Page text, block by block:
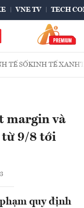
VNE TV TECH
TẾ SỐKINH TẾ XANH
margin và
từ 9/8 tới
quy định